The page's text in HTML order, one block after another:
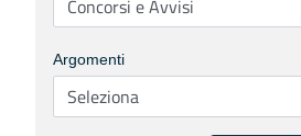
Argomenti